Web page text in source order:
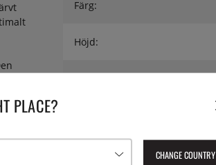
grill +
som
Färg:
Höjd:
PLACE?
CHANGE COUNTRY